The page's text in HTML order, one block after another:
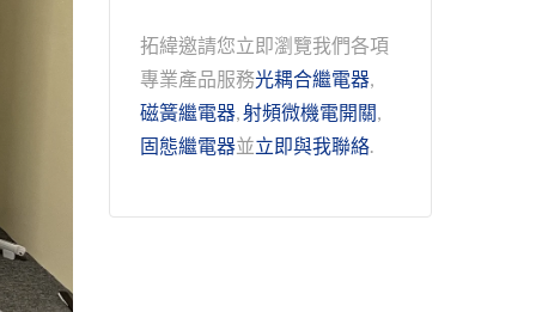
拓緯邀請您立即瀏覽我們各項
專業產品服務光耦合繼電器,
磁簧繼電器,射頻微機電開關,
固態繼電器並立即與我聯絡.